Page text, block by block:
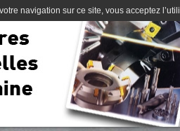
navigation sur ce site, vous acceptez